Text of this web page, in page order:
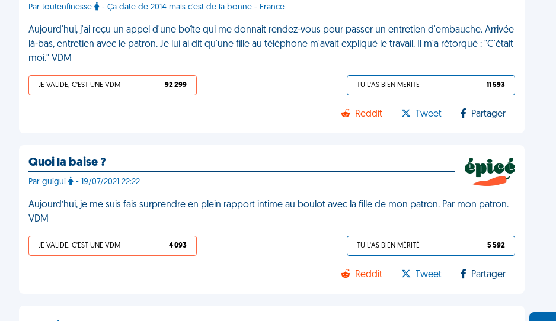
Par toutenfinesse - Ça date de 2014 mais c'est de la bonne - France
Aujourd'hui, j'ai reçu un appel d'une boîte qui me donnait rendez-vous pour passer un entretien d'embauche. Arrivée
là-bas, entretien avec le patron. Je lui ai dit qu'une fille au téléphone m'avait expliqué le travail. Il m'a rétorqué : "C'était
moi." VDM
JE VALIDE, C'EST UNE VDM 92 299 TU L'AS BIEN MÉRITÉ 11 593
Reddit Tweet Partager
Quoi la baise ?
Par guigui - 19/07/2021 22:22
Aujourd’hui, je me suis fais surprendre en plein rapport intime au boulot avec la fille de mon patron. Par mon patron.
VDM
JE VALIDE, C'EST UNE VDM 4 093 TU L'AS BIEN MÉRITÉ 5 592
Reddit Tweet Partager